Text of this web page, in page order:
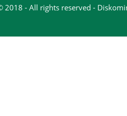
2018 - All rights reserved -